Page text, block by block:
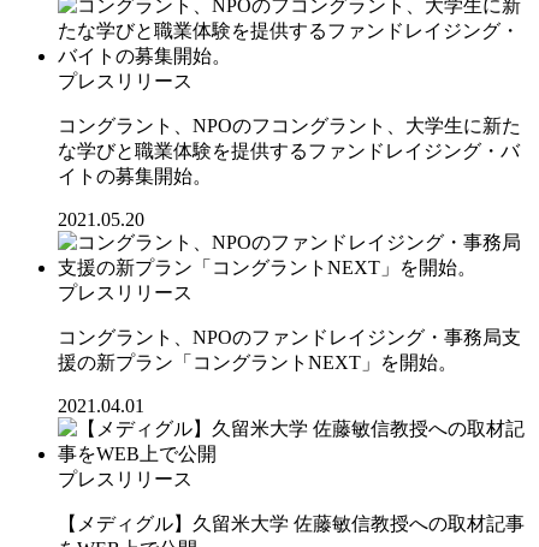
プレスリリース
コングラント、NPOのフコングラント、大学生に新た
な学びと職業体験を提供するファンドレイジング・バ
イトの募集開始。
2021.05.20
プレスリリース
コングラント、NPOのファンドレイジング・事務局支
援の新プラン「コングラントNEXT」を開始。
2021.04.01
プレスリリース
【メディグル】久留米大学 佐藤敏信教授への取材記事